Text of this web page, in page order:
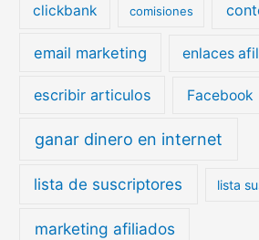
clickbank comisiones
email marketing enlaces
escribir articulos Facebook
ganar dinero en internet
lista de suscriptores lista
marketing afiliados